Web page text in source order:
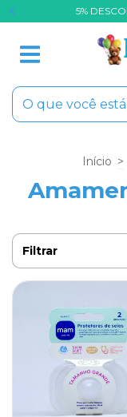
5%
Início >
Filtrar